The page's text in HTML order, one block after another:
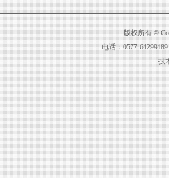
版权所有 ©
电话：0577-
技